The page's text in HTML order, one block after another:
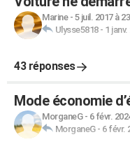
Marine- 5 juil. 2017 à
Ulysse5818- 1
43 réponses
Mode économie
MorganeG- 6 févr.
MorganeG- 6 févr.